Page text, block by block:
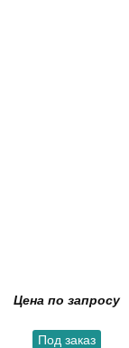
Цена по запросу
Под заказ